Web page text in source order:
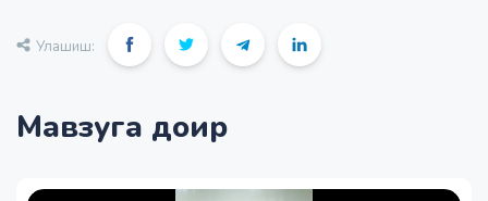
Улашиш:
Мавзуга доир